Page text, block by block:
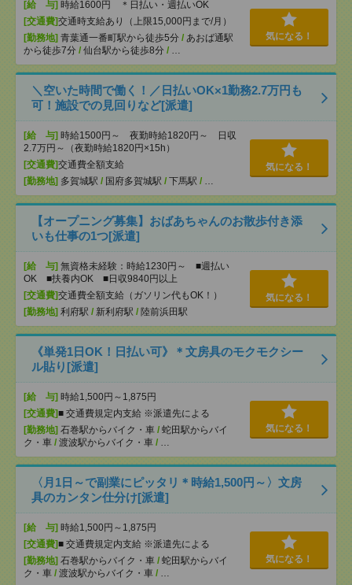
[給 与] 時給1600円 ＊日払い・週払いOK
[交通費]交通時支給あり（上限15,000円まで/月）
[勤務地] 青葉通一番町駅から徒歩5分 / あおば通駅
から徒歩7分 / 仙台駅から徒歩8分 / …
気になる！
＼空いた時間で働く！／日払いOK×1勤務2.7万円も
可！施設での見回りなど[派遣]
[給 与] 時給1500円～ 夜勤時給1820円～ 日収
2.7万円～（夜勤時給1820円×15h）
[交通費]交通費全額支給
[勤務地] 多賀城駅 / 国府多賀城駅 / 下馬駅 / …
気になる！
【オープニング募集】おばあちゃんのお散歩付き添
いも仕事の1つ[派遣]
[給 与] 無資格未経験：時給1230円～ ■週払い
OK ■扶養内OK ■日収9840円以上
[交通費]交通費全額支給（ガソリン代もOK！）
[勤務地] 利府駅 / 新利府駅 / 陸前浜田駅
気になる！
《単発1日OK！日払い可》＊文房具のモクモクシー
ル貼り[派遣]
[給 与] 時給1,500円～1,875円
[交通費]■ 交通費規定内支給 ※派遣先による
[勤務地] 石巻駅からバイク・車 / 蛇田駅からバイ
ク・車 / 渡波駅からバイク・車 / …
気になる！
〈月1日～で副業にピッタリ＊時給1,500円～〉文房
具のカンタン仕分け[派遣]
[給 与] 時給1,500円～1,875円
[交通費]■ 交通費規定内支給 ※派遣先による
[勤務地] 石巻駅からバイク・車 / 蛇田駅からバイ
ク・車 / 渡波駅からバイク・車 / …
気になる！